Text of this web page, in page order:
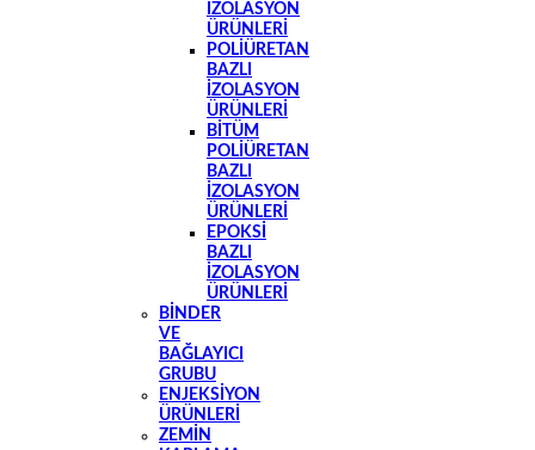
İZOLASYON
ÜRÜNLERI
POLIÜRETAN
BAZLI
İZOLASYON
ÜRÜNLERI
BITÜM
POLIÜRETAN
BAZLI
İZOLASYON
ÜRÜNLERI
EPOKSI
BAZLI
İZOLASYON
ÜRÜNLERI
BINDER
VE
BAĞLAYICI
GRUBU
ENJEKSIYON
ÜRÜNLERI
ZEMIN